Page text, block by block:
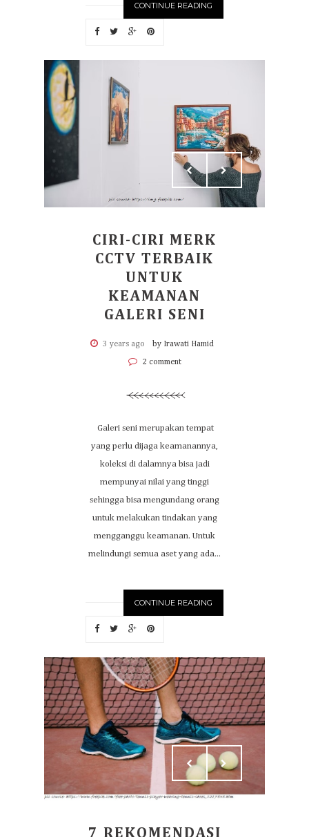
CONTINUE READING
CIRI-CIRI MERK
CCTV TERBAIK
UNTUK
KEAMANAN
GALERI SENI
3 years ago by Irawati Hamid
2 comment
Galeri seni merupakan tempat
yang perlu dijaga keamanannya,
koleksi di dalamnya bisa jadi
mempunyai nilai yang tinggi
sehingga bisa mengundang orang
untuk melakukan tindakan yang
mengganggu keamanan. Untuk
melindungi semua aset yang ada...
CONTINUE READING
7 REKOMENDASI